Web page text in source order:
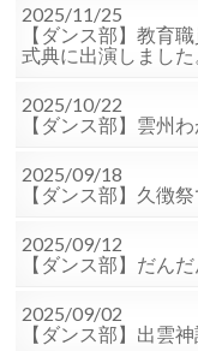
2025/11/25
【ダンス部】教育
式典に出演しました
2025/10/22
【ダンス部】雲州
2025/09/18
【ダンス部】久徴
2025/09/12
【ダンス部】だん
2025/09/02
【ダンス部】出雲